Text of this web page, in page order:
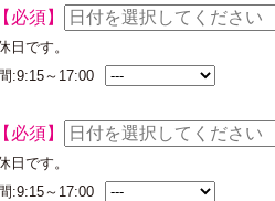
【必須】
日です。
:9:15～17:00
【必須】
日です。
:9:15～17:00